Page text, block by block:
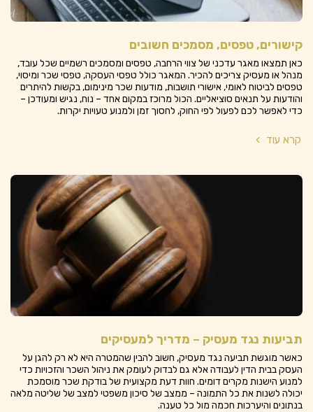
קישורים, טפסים, מסמכים חשובים
כאן תמצאו מאגר עדכני של צווי הרחבה, טפסים ומסמכים רשמיים שכל עובד,
מנהל או מעסיק צריכים להכיר. המאגר כולל טפסי העסקה, טפסי שכר ומיסוי,
טפסים לביטוח לאומי, אישורי תושבות, מודעות שכר מינימום, בקשות להיתרים
והודעות על תנאים סוציאליים. הכול מרוכז במקום אחד – נוח, נגיש ומעודכן –
כדי לאפשר לכם לפעול לפי החוק, לחסוך זמן ולמנוע טעויות יקרות.
קרא עוד
תביעות נגד מעסיק – מדריך למעסיקים
כאשר מוגשת תביעה נגד מעסיק, חשוב להבין שהמטרה היא לא רק להגן על
העסק בבית הדין לעבודה אלא גם לבדוק לעומק את ניהול השכר והזכויות כדי
למנוע הישנות מקרים דומים. חוות דעת מקצועית של בודקת שכר מוסמכת
יכולה לשנות את כל התמונה – ממצב של סיכון משפטי למצב של שליטה מלאה
בנתונים והיערכות חכמה מול כל טענה.